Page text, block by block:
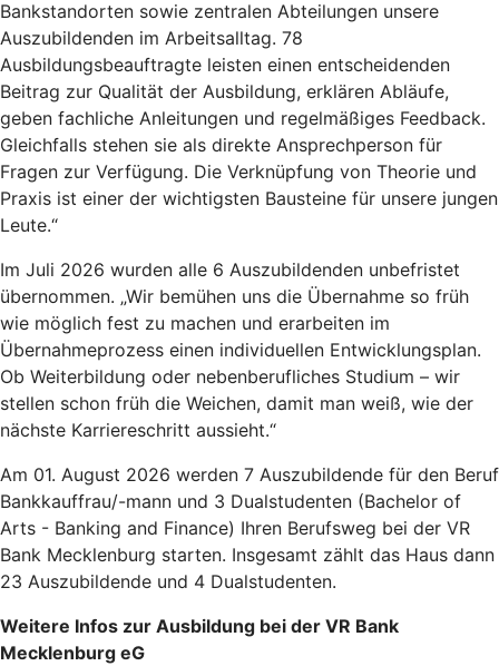
Bankstandorten sowie zentralen Abteilungen unsere
Auszubildenden im Arbeitsalltag. 78
Ausbildungsbeauftragte leisten einen entscheidenden
Beitrag zur Qualität der Ausbildung, erklären Abläufe,
geben fachliche Anleitungen und regelmäßiges Feedback.
Gleichfalls stehen sie als direkte Ansprechperson für
Fragen zur Verfügung. Die Verknüpfung von Theorie und
Praxis ist einer der wichtigsten Bausteine für unsere jungen
Leute.“
Im Juli 2026 wurden alle 6 Auszubildenden unbefristet
übernommen. „Wir bemühen uns die Übernahme so früh
wie möglich fest zu machen und erarbeiten im
Übernahmeprozess einen individuellen Entwicklungsplan.
Ob Weiterbildung oder nebenberufliches Studium – wir
stellen schon früh die Weichen, damit man weiß, wie der
nächste Karriereschritt aussieht.“
Am 01. August 2026 werden 7 Auszubildende für den Beruf
Bankkauffrau/-mann und 3 Dualstudenten (Bachelor of
Arts - Banking and Finance) Ihren Berufsweg bei der VR
Bank Mecklenburg starten. Insgesamt zählt das Haus dann
23 Auszubildende und 4 Dualstudenten.
Weitere Infos zur Ausbildung bei der VR Bank
Mecklenburg eG